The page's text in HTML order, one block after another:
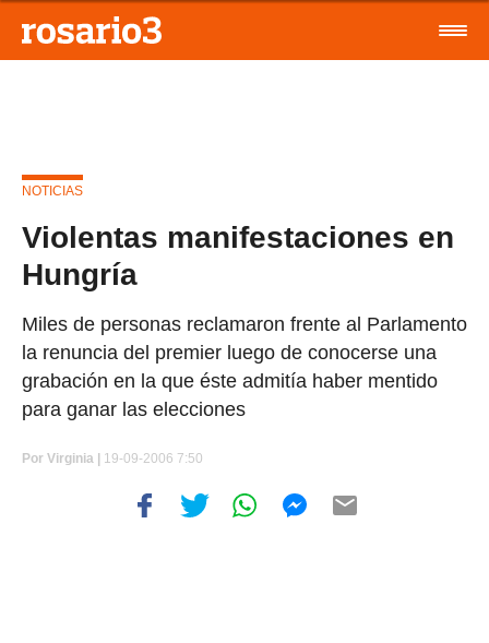
NOTICIAS
Violentas manifestaciones en
Hungría
Miles de personas reclamaron frente al Parlamento
la renuncia del premier luego de conocerse una
grabación en la que éste admitía haber mentido
para ganar las elecciones
Por Virginia | 19-09-2006 7:50